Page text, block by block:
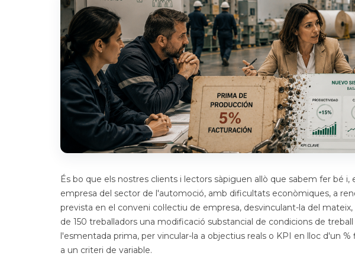
És bo que els nostres clients i lectors sàpiguen allò que sabem fer bé
empresa del sector de l'automoció, amb dificultats econòmiques, a
prevista en el conveni col·lectiu de empresa, desvinculant-la del
de 150 treballadors una modificació substancial de condicions de
l'esmentada prima, per vincular-la a objectius reals o KPI en lloc d'un
a un criteri de variable.